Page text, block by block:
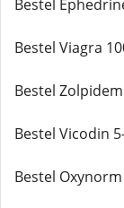
Bestel
Bestel Viagra
Bestel
Bestel Vicodin
Bestel